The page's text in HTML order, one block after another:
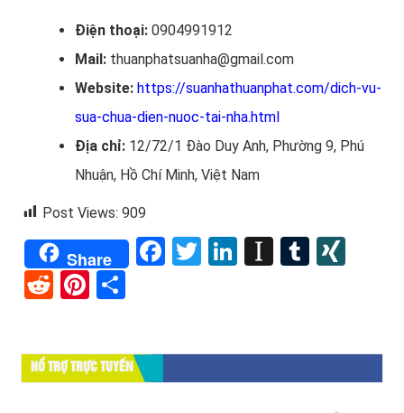
Điện thoại: 0904991912
Mail: thuanphatsuanha@gmail.com
Website: https://suanhathuanphat.com/dich-vu-
sua-chua-dien-nuoc-tai-nha.html
Địa chỉ: 12/72/1 Đào Duy Anh, Phường 9, Phú
Nhuận, Hồ Chí Minh, Việt Nam
Post Views: 909
Share Facebook
TwitterLinkedInTumblr
RedditPinterest
HỔ TRỢ TRỰC TUYẾN